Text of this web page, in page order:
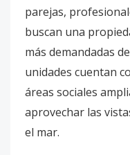
parejas,
buscan una
más demandadas
unidades cuentan
áreas sociales
aprovechar las
el mar.